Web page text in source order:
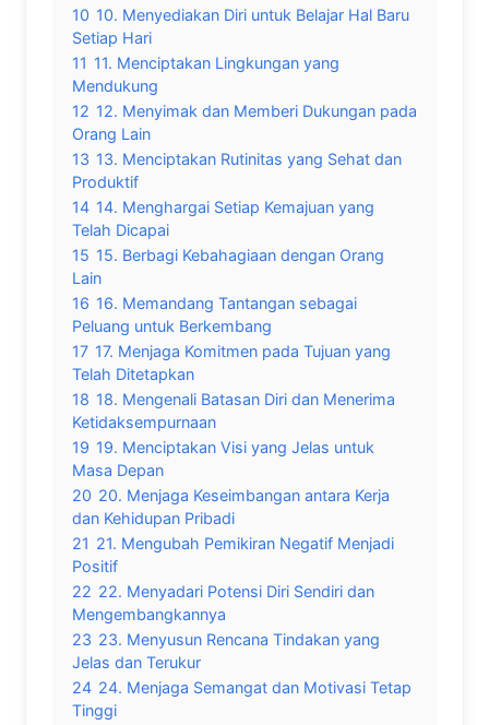
10 10. Menyediakan Diri untuk Belajar Hal Baru
Setiap Hari
11 11. Menciptakan Lingkungan yang
Mendukung
12 12. Menyimak dan Memberi Dukungan pada
Orang Lain
13 13. Menciptakan Rutinitas yang Sehat dan
Produktif
14 14. Menghargai Setiap Kemajuan yang
Telah Dicapai
15 15. Berbagi Kebahagiaan dengan Orang
Lain
16 16. Memandang Tantangan sebagai
Peluang untuk Berkembang
17 17. Menjaga Komitmen pada Tujuan yang
Telah Ditetapkan
18 18. Mengenali Batasan Diri dan Menerima
Ketidaksempurnaan
19 19. Menciptakan Visi yang Jelas untuk
Masa Depan
20 20. Menjaga Keseimbangan antara Kerja
dan Kehidupan Pribadi
21 21. Mengubah Pemikiran Negatif Menjadi
Positif
22 22. Menyadari Potensi Diri Sendiri dan
Mengembangkannya
23 23. Menyusun Rencana Tindakan yang
Jelas dan Terukur
24 24. Menjaga Semangat dan Motivasi Tetap
Tinggi